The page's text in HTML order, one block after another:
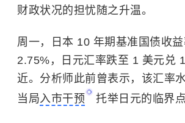
财政状况的担忧随之升温。
周一，日本 10 年期基准国债收
2.75%，日元汇率跌至 1 美元兑
近。分析师此前曾表示，该汇率
当局入市干预 托举日元的临界点